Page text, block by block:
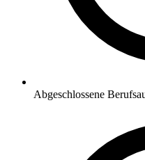
Abgeschlossene